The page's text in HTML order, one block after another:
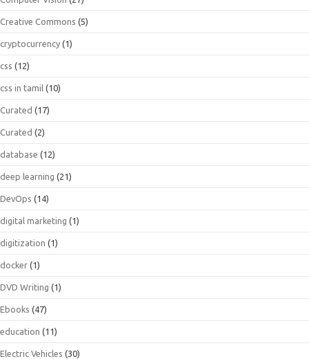
Creative Commons (5)
cryptocurrency (1)
css (12)
css in tamil (10)
Curated (17)
Curated (2)
database (12)
deep learning (21)
DevOps (14)
digital marketing (1)
digitization (1)
docker (1)
DVD Writing (1)
Ebooks (47)
education (11)
Electric Vehicles (30)